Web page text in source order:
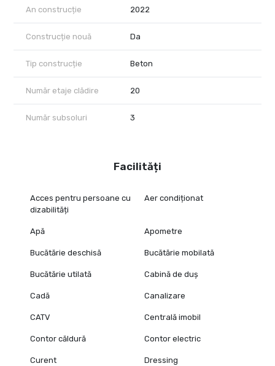
An construcție 2022
Construcție nouă Da
Tip construcție Beton
Număr etaje clădire 20
Număr subsoluri 3
Facilități
Acces pentru persoane cu
dizabilități
Aer condiționat
Apă Apometre
Bucătărie deschisă Bucătărie mobilată
Bucătărie utilată Cabină de duș
Cadă Canalizare
CATV Centrală imobil
Contor căldură Contor electric
Curent Dressing